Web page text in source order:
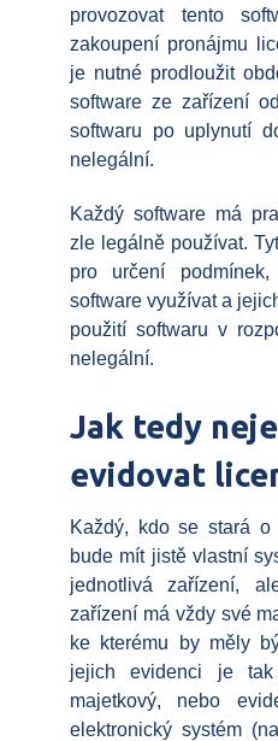
provozovat tento
zakoupení pronájmu
je nutné prodloužit
software ze zařízení
softwaru po uplynutí
nelegální.
Každý software má
zle legálně používat.
pro určení
software využívat a
použití softwaru v
nelegální.
Jak tedy
evidovat
Každý, kdo se stará
bude mít jistě vlastní
jednotlivá zařízení,
zařízení má vždy své
ke kterému by měly
jejich evidenci je
majetkový, nebo
elektronický systém